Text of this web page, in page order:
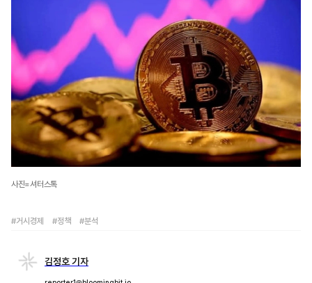
사진=셔터스톡
#거시경제 #정책 #분석
김정호 기자